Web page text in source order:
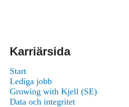
Karriärsida
Start
Lediga jobb
Growing with Kjell (SE)
Data och integritet